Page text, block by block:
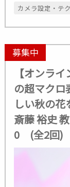
カメラ設定・テ
募集中
【オンラ
の超マク
しい秋の
斎藤 裕史
0 (全2回)